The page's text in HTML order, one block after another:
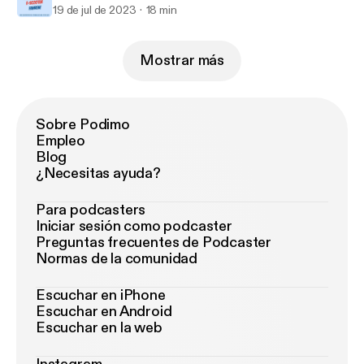
19 de jul de 2023 18 min
Mostrar más
Sobre Podimo
Empleo
Blog
¿Necesitas ayuda?
Para podcasters
Iniciar sesión como podcaster
Preguntas frecuentes de Podcaster
Normas de la comunidad
Escuchar en iPhone
Escuchar en Android
Escuchar en la web